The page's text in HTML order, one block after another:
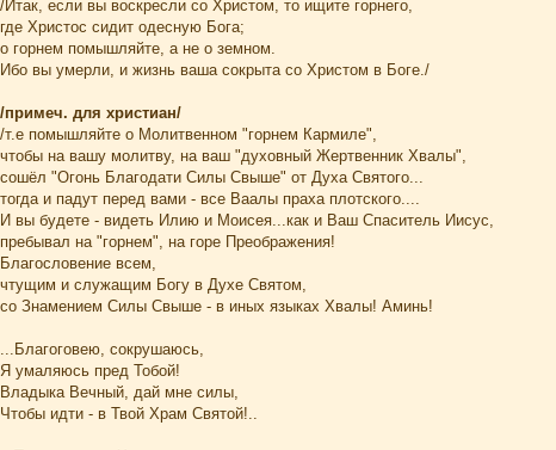
/Итак, если вы воскресли со Христом, то ищите горнего,
где Христос сидит одесную Бога;
о горнем помышляйте, а не о земном.
Ибо вы умерли, и жизнь ваша сокрыта со Христом в Боге./
/примеч. для христиан/
/т.е помышляйте о Молитвенном "горнем Кармиле",
чтобы на вашу молитву, на ваш "духовный Жертвенник Хвалы",
сошёл "Огонь Благодати Силы Свыше" от Духа Святого...
тогда и падут перед вами - все Ваалы праха плотского....
И вы будете - видеть Илию и Моисея...как и Ваш Спаситель Иисус,
пребывал на "горнем", на горе Преображения!
Благословение всем,
чтущим и служащим Богу в Духе Святом,
со Знамением Силы Свыше - в иных языках Хвалы! Аминь!
...Благоговею, сокрушаюсь,
Я умаляюсь пред Тобой!
Владыка Вечный, дай мне силы,
Чтобы идти - в Твой Храм Святой!..